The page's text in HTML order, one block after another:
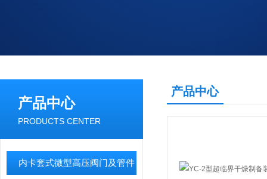
产品中心
PRODUCTS CENTER
内卡套式微型高压阀门及管件
产品中心